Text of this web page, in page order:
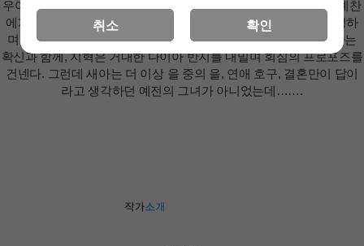
우여곡절 끝에 간신히 마음이 통한 두 사람, 새아와 지혁. 새아는 예찬
에게 깔끔히 선을 긋고, 지혁은 두 사람의 관계를 공개적으로 인정하
며 알콩달콩 사내 연애를 이어간다. 서로가 생애 최고의 사랑이라는
확신과 함께, 지혁은 거대한 다이아 반지를 내밀며 회심의 프로포즈를
건넨다. 그런데 새아는 더 이상 을 중의 을, 연애 호구, 결혼만이 답이
라고 생각하던 예전의 그녀가 아니었는데…….
취소 확인